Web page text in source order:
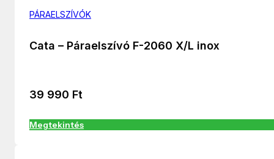
PÁRAELSZÍVÓK
Cata – Páraelszívó F-2060 X/L inox
39 990 Ft
Megtekintés